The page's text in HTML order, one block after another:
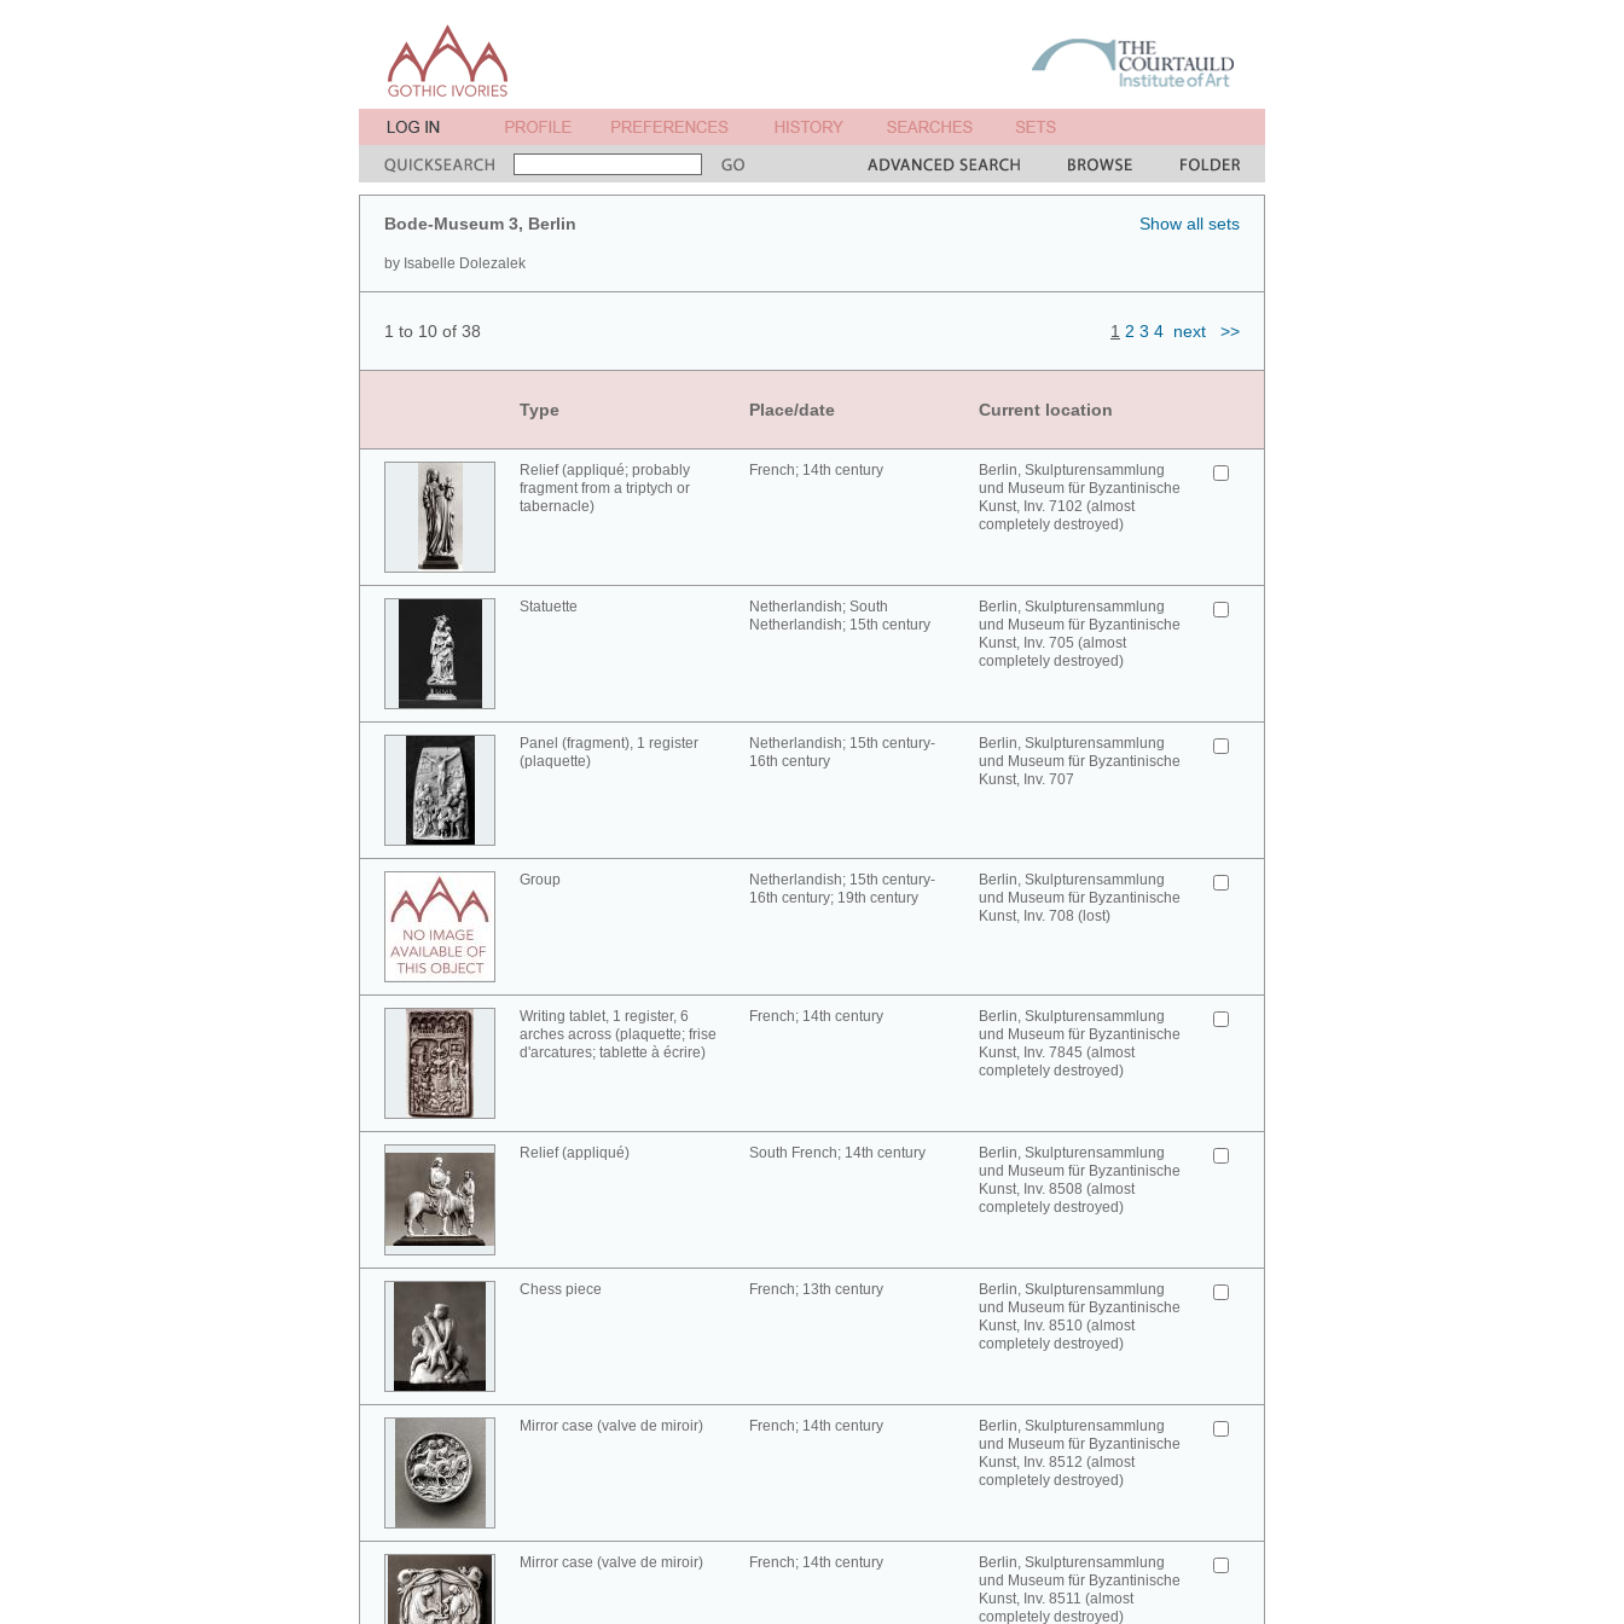
Bode-Museum 3, Berlin
by Isabelle Dolezalek
Show all sets
1 to 10 of 38 1 2 3 4 next >>
Type Place/date Current location
Relief (appliqué; probably
fragment from a triptych or
tabernacle)
French; 14th century
Berlin, Skulpturensammlung
und Museum für Byzantinische
Kunst, Inv. 7102 (almost
completely destroyed)
Statuette
Netherlandish; South
Netherlandish; 15th century
Berlin, Skulpturensammlung
und Museum für Byzantinische
Kunst, Inv. 705 (almost
completely destroyed)
Panel (fragment), 1 register
(plaquette)
Netherlandish; 15th century-
16th century
Berlin, Skulpturensammlung
und Museum für Byzantinische
Kunst, Inv. 707
Group
Netherlandish; 15th century-
16th century; 19th century
Berlin, Skulpturensammlung
und Museum für Byzantinische
Kunst, Inv. 708 (lost)
Writing tablet, 1 register, 6
arches across (plaquette; frise
d'arcatures; tablette à écrire)
French; 14th century
Berlin, Skulpturensammlung
und Museum für Byzantinische
Kunst, Inv. 7845 (almost
completely destroyed)
Relief (appliqué) South French; 14th century
Berlin, Skulpturensammlung
und Museum für Byzantinische
Kunst, Inv. 8508 (almost
completely destroyed)
Chess piece French; 13th century
Berlin, Skulpturensammlung
und Museum für Byzantinische
Kunst, Inv. 8510 (almost
completely destroyed)
Mirror case (valve de miroir) French; 14th century
Berlin, Skulpturensammlung
und Museum für Byzantinische
Kunst, Inv. 8512 (almost
completely destroyed)
Mirror case (valve de miroir) French; 14th century
Berlin, Skulpturensammlung
und Museum für Byzantinische
Kunst, Inv. 8511 (almost
completely destroyed)